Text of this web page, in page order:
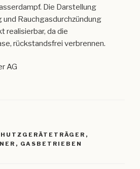
Die Darstellung
und Rauch­gas­durch­zün­dung
realisierbar, da die
rückstandsfrei verbrennen.
AG
,
, GASBETRIEBEN